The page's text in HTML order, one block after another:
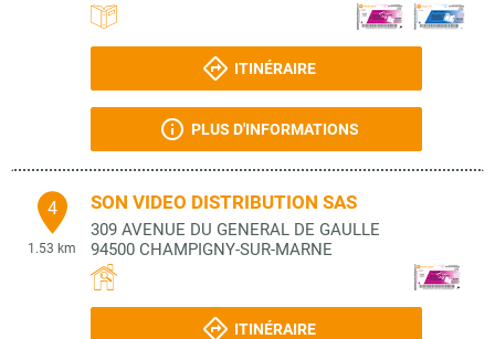
ITINÉRAIRE
PLUS D'INFORMATIONS
4
1.53 km
SON VIDEO DISTRIBUTION SAS
309 AVENUE DU GENERAL DE GAULLE
94500 CHAMPIGNY-SUR-MARNE
ITINÉRAIRE